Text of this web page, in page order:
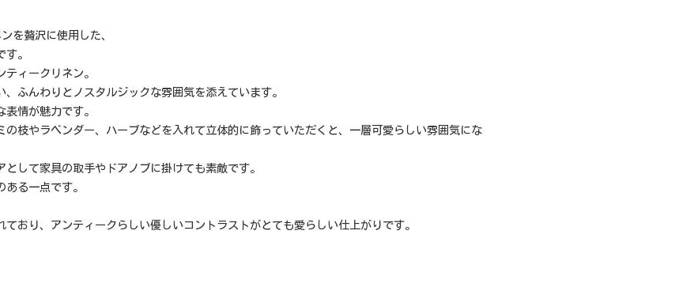
を贅沢に使用した、
。
ィークリネン。
ふんわりとノスタルジックな雰囲気を添えています。
情が魅力です。
枝やラベンダー、ハーブなどを入れて立体的に飾っていただくと、一層可愛らしい雰囲気にな
して家具の取手やドアノブに掛けても素敵です。
る一点です。
おり、アンティークらしい優しいコントラストがとても愛らしい仕上がりです。